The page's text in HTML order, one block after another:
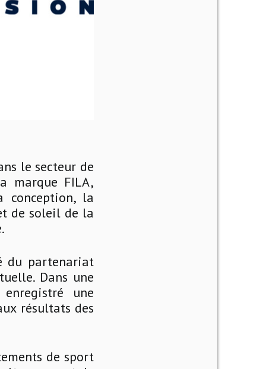
le secteur de
marque FILA,
conception, la
de soleil de la
du partenariat
Dans une
une
résultats des
de sport